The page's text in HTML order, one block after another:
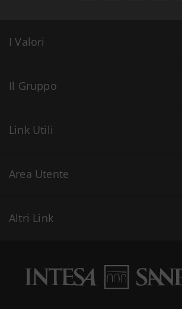
I Valori
Il Gruppo
Link Utili
Area Utente
Altri Link